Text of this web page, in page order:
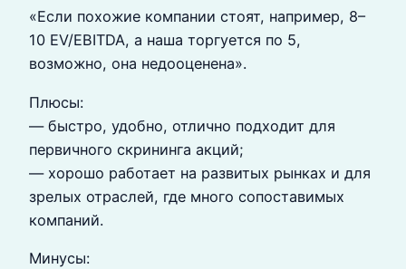
«Если похожие компании стоят, например, 8–
10 EV/EBITDA, а наша торгуется по 5,
возможно, она недооценена».
Плюсы:
— быстро, удобно, отлично подходит для
первичного скрининга акций;
— хорошо работает на развитых рынках и для
зрелых отраслей, где много сопоставимых
компаний.
Минусы: